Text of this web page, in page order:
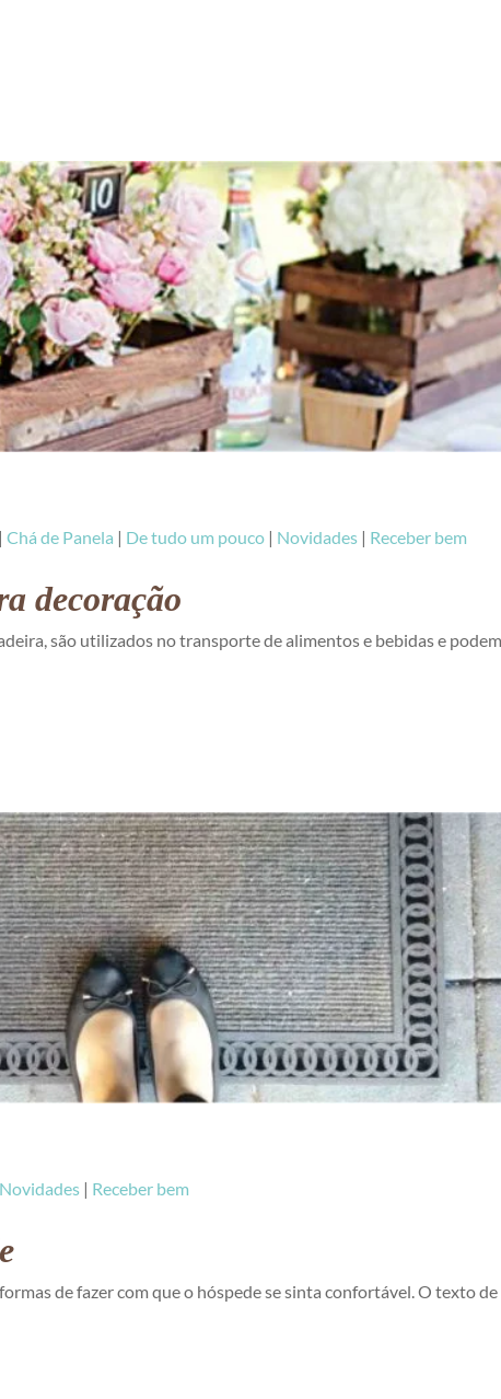
| Chá de Panela | De tudo um pouco | Novidades | Receber bem
decoração
são utilizados no transporte de alimentos e bebidas e podem
Novidades | Receber bem
de fazer com que o hóspede se sinta confortável. O texto de